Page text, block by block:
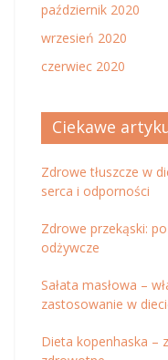
październik 2020
wrzesień 2020
czerwiec 2020
Ciekawe
Zdrowe tłuszcze w
serca i odporności
Zdrowe przekąski:
odżywcze
Sałata masłowa –
zastosowanie w
Dieta kopenhaska –